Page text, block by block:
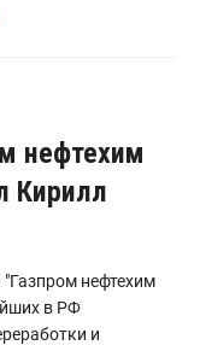
нефтехим
Кирилл
нефтехим
в РФ
и